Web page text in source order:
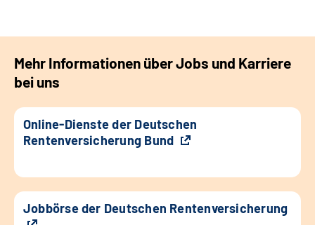
Mehr Informationen über Jobs und Karriere
bei uns
Online-Dienste der Deutschen
Rentenversicherung Bund
Jobbörse der Deutschen Rentenversicherung